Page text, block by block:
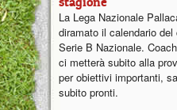
La Lega Nazionale
diramato il calendario
Serie B Nazionale.
ci metterà subito alla
per obiettivi importanti,
subito pronti.